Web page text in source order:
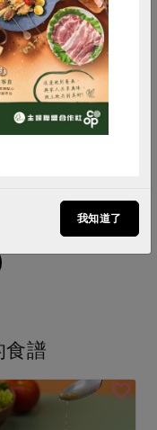
股份有限公司
桃-150g/包
/包
暫無庫存
食譜
減硝酸鹽
我知道了